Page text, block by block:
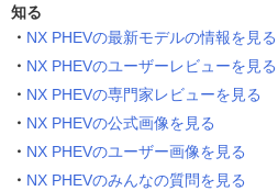
知る
NX PHEVの最新モデルの情報を見る
NX PHEVのユーザーレビューを見る
NX PHEVの専門家レビューを見る
NX PHEVの公式画像を見る
NX PHEVのユーザー画像を見る
NX PHEVのみんなの質問を見る